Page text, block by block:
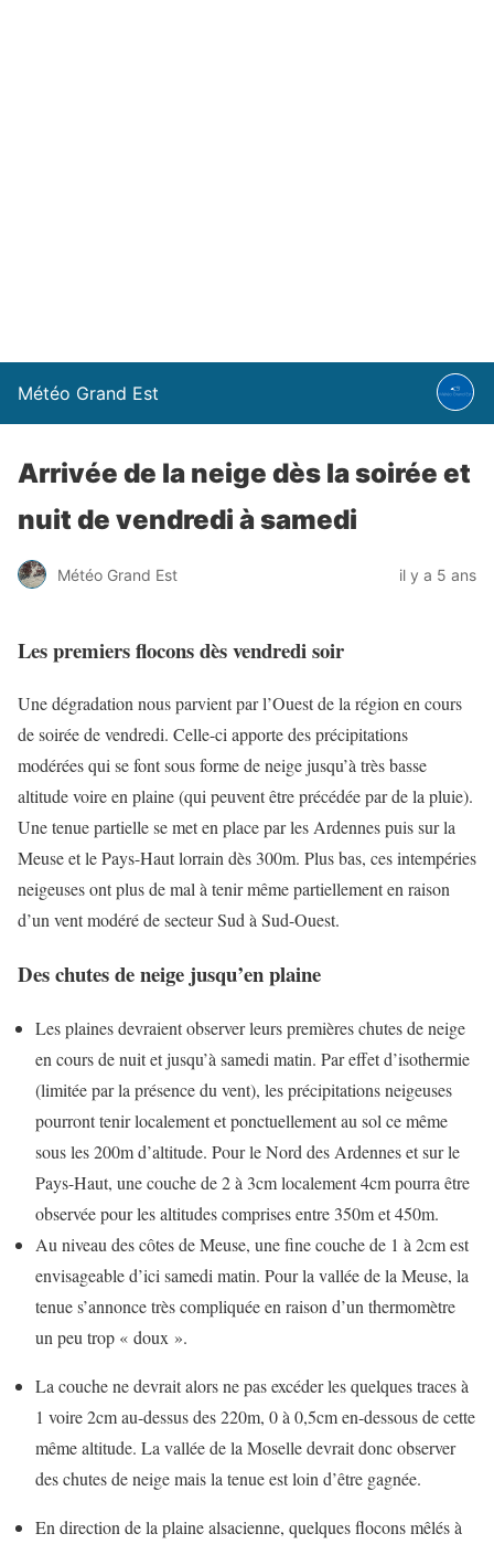
Météo Grand Est
Arrivée de la neige dès la soirée et
nuit de vendredi à samedi
Météo Grand Est il y a 5 ans
Les premiers flocons dès vendredi soir
Une dégradation nous parvient par l’Ouest de la région en cours
de soirée de vendredi. Celle-ci apporte des précipitations
modérées qui se font sous forme de neige jusqu’à très basse
altitude voire en plaine (qui peuvent être précédée par de la pluie).
Une tenue partielle se met en place par les Ardennes puis sur la
Meuse et le Pays-Haut lorrain dès 300m. Plus bas, ces intempéries
neigeuses ont plus de mal à tenir même partiellement en raison
d’un vent modéré de secteur Sud à Sud-Ouest.
Des chutes de neige jusqu’en plaine
Les plaines devraient observer leurs premières chutes de neige
en cours de nuit et jusqu’à samedi matin. Par effet d’isothermie
(limitée par la présence du vent), les précipitations neigeuses
pourront tenir localement et ponctuellement au sol ce même
sous les 200m d’altitude. Pour le Nord des Ardennes et sur le
Pays-Haut, une couche de 2 à 3cm localement 4cm pourra être
observée pour les altitudes comprises entre 350m et 450m.
Au niveau des côtes de Meuse, une fine couche de 1 à 2cm est
envisageable d’ici samedi matin. Pour la vallée de la Meuse, la
tenue s’annonce très compliquée en raison d’un thermomètre
un peu trop « doux ».
La couche ne devrait alors ne pas excéder les quelques traces à
1 voire 2cm au-dessus des 220m, 0 à 0,5cm en-dessous de cette
même altitude. La vallée de la Moselle devrait donc observer
des chutes de neige mais la tenue est loin d’être gagnée.
En direction de la plaine alsacienne, quelques flocons mêlés à